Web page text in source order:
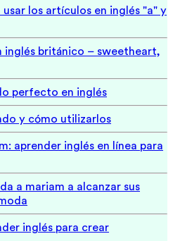
usar los artículos en inglés "a" y
inglés británico – sweetheart,
perfecto en inglés
y cómo utilizarlos
aprender inglés en línea para
a mariam a alcanzar sus
inglés para crear